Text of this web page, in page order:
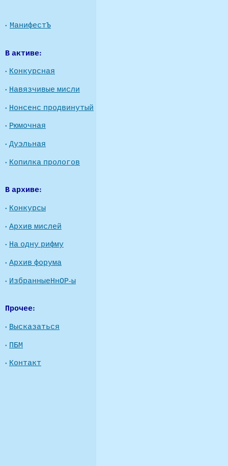
· МанифестЪ
В активе:
· Конкурсная
· Навязчивые мисли
· Нонсенс продвинутый
· Рюмочная
· Дуэльная
· Копилка прологов
В архиве:
· Конкурсы
· Архив мислей
· На одну рифму
· Архив форума
· ИзбранныеНнОР-ы
Прочее:
· Высказаться
· ПБМ
· Контакт